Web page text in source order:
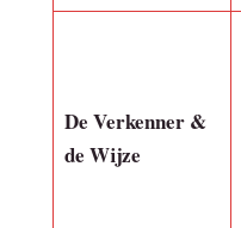
De Verkenner &
de Wijze